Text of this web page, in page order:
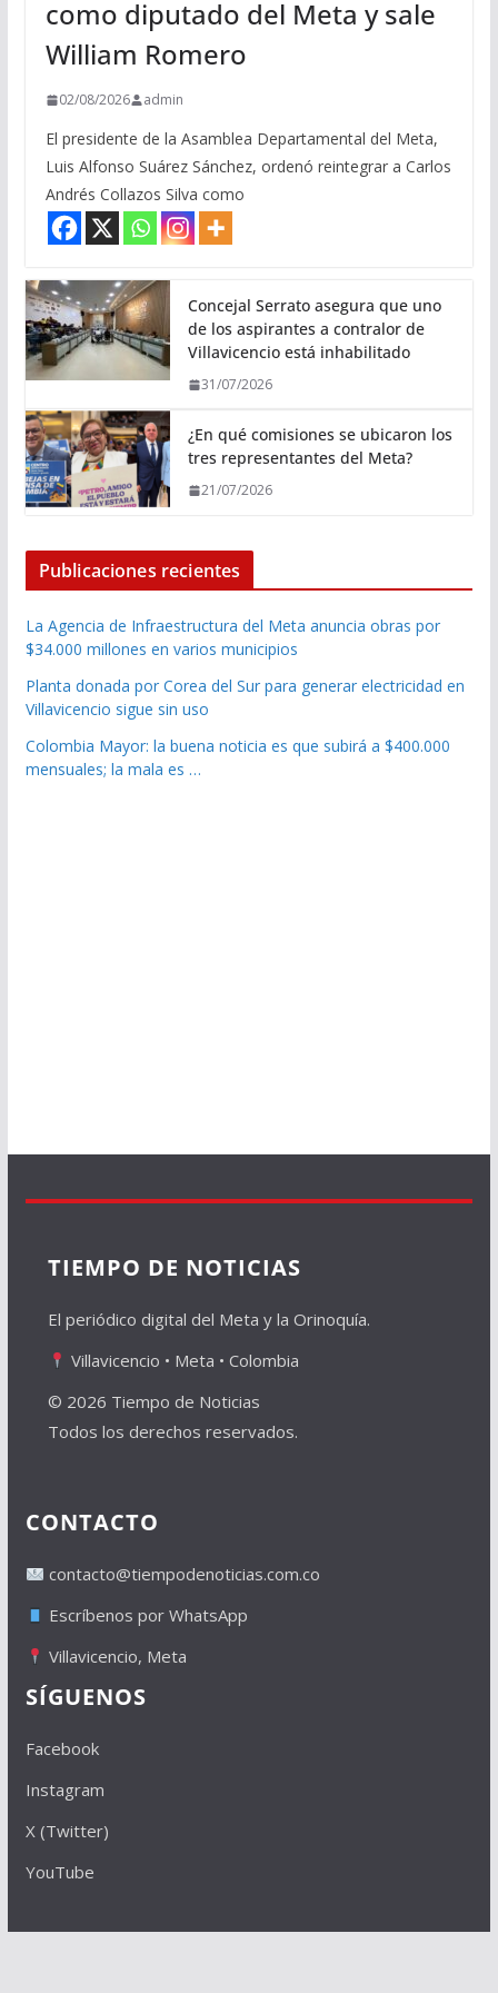
como diputado del Meta y sale
William Romero
02/08/2026 admin
El presidente de la Asamblea Departamental del Meta,
Luis Alfonso Suárez Sánchez, ordenó reintegrar a Carlos
Andrés Collazos Silva como
Concejal Serrato asegura que uno
de los aspirantes a contralor de
Villavicencio está inhabilitado
31/07/2026
¿En qué comisiones se ubicaron los
tres representantes del Meta?
21/07/2026
Publicaciones recientes
La Agencia de Infraestructura del Meta anuncia obras por
$34.000 millones en varios municipios
Planta donada por Corea del Sur para generar electricidad en
Villavicencio sigue sin uso
Colombia Mayor: la buena noticia es que subirá a $400.000
mensuales; la mala es …
TIEMPO DE NOTICIAS
El periódico digital del Meta y la Orinoquía.
Villavicencio • Meta • Colombia
© 2026 Tiempo de Noticias
Todos los derechos reservados.
CONTACTO
contacto@tiempodenoticias.com.co
Escríbenos por WhatsApp
Villavicencio, Meta
SÍGUENOS
Facebook
Instagram
X (Twitter)
YouTube